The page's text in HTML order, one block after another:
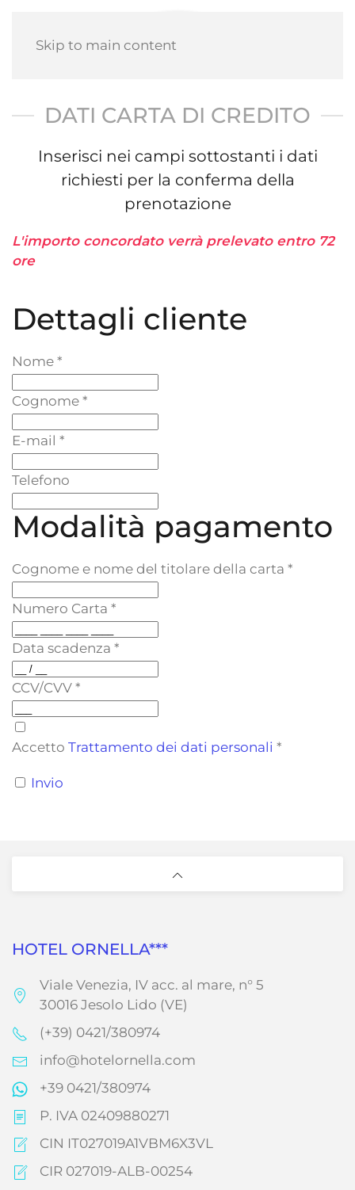
Skip to main content
DATI CARTA DI CREDITO
Inserisci nei campi sottostanti i dati
richiesti per la conferma della
prenotazione
L'importo concordato verrà prelevato entro 72
ore
Dettagli cliente
Nome *
Cognome *
E-mail *
Telefono
Modalità pagamento
Cognome e nome del titolare della carta *
Numero Carta *
Data scadenza *
CCV/CVV *
Accetto Trattamento dei dati personali *
Invio
HOTEL ORNELLA***
Viale Venezia, IV acc. al mare, n° 5
30016 Jesolo Lido (VE)
(+39) 0421/380974
info@hotelornella.com
+39 0421/380974
P. IVA 02409880271
CIN IT027019A1VBM6X3VL
CIR 027019-ALB-00254